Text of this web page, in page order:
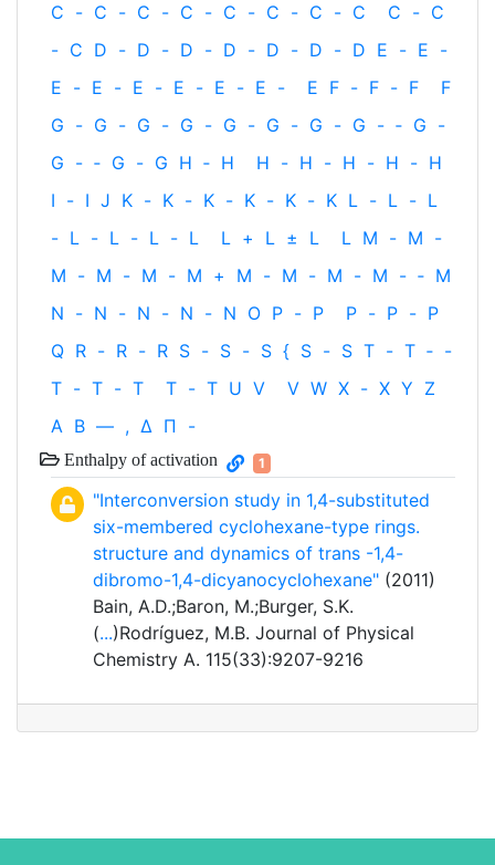
C - C - C - C - C - C - C - C C - C
- C D - D - D - D - D - D - D E - E -
E - E - E - E - E - E - E F - F - F
F
G - G - G - G - G - G - G - G - ‐ G -
G - ‐ G - G H ‐ H H - H - H - H - H
I - I J K - K - K - K - K - K L - L - L
- L - L - L - L L + L ± L L M - M -
M - M - M - M + M - M - M - M - ‐ M
N - N - N - N - N O P - P P - P - P
Q R - R - R S - S - S { S - S T - T ‐ -
T - T - T T - T U V V W X - X Y Z
Α Β — , Δ Π -
Enthalpy of activation 1
"Interconversion study in 1,4-substituted
six-membered cyclohexane-type rings.
structure and dynamics of trans -1,4-
dibromo-1,4-dicyanocyclohexane" (2011)
Bain, A.D.;Baron, M.;Burger, S.K.
(...)Rodríguez, M.B. Journal of Physical
Chemistry A. 115(33):9207-9216